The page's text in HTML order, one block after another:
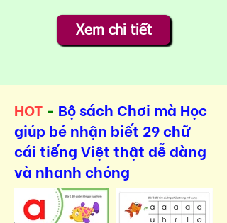
Xem chi tiết
HOT - Bộ sách Chơi mà Học
giúp bé nhận biết 29 chữ
cái tiếng Việt thật dễ dàng
và nhanh chóng